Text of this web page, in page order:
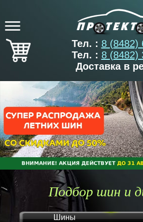
Тел. : 8 (8482)
Тел. : 8 (8482)
Доставка в
Подбор шин и
Шины